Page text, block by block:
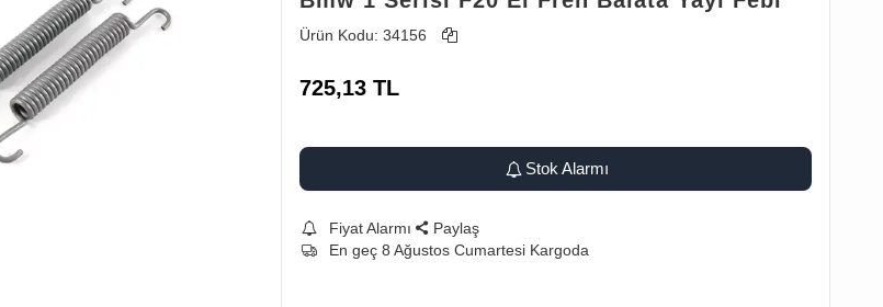
Ürün Kodu: 34156
725,13 TL
Stok Alarmı
Fiyat Alarmı
Paylaş
En geç 8 Ağustos Cumartesi Kargoda